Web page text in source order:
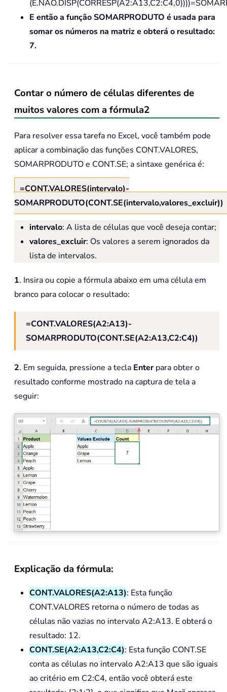
E então a função SOMARPRODUTO é usada para
somar os números na matriz e obterá o resultado:
7.
Contar o número de células diferentes de
muitos valores com a fórmula2
Para resolver essa tarefa no Excel, você também pode
aplicar a combinação das funções CONT.VALORES,
SOMARPRODUTO e CONT.SE; a sintaxe genérica é:
=CONT.VALORES(intervalo)-
SOMARPRODUTO(CONT.SE(intervalo,valores_excluir))
intervalo: A lista de células que você deseja contar;
valores_excluir: Os valores a serem ignorados da
lista de intervalos.
1. Insira ou copie a fórmula abaixo em uma célula em
branco para colocar o resultado:
=CONT.VALORES(A2:A13)-
SOMARPRODUTO(CONT.SE(A2:A13,C2:C4))
2. Em seguida, pressione a tecla Enterpara obter o
resultado conforme mostrado na captura de tela a
seguir:
Explicação da fórmula:
CONT.VALORES(A2:A13): Esta função
CONT.VALORES retorna o número de todas as
células não vazias no intervalo A2:A13. E obterá o
resultado: 12.
CONT.SE(A2:A13,C2:C4): Esta função CONT.SE
conta as células no intervalo A2:A13 que são iguais
ao critério em C2:C4, então você obterá este